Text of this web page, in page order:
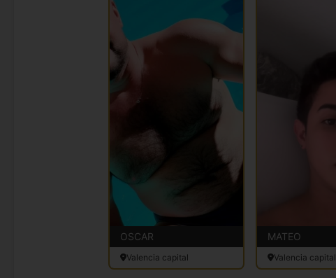
OSCAR
Valencia capital
MATEO
Valencia capital